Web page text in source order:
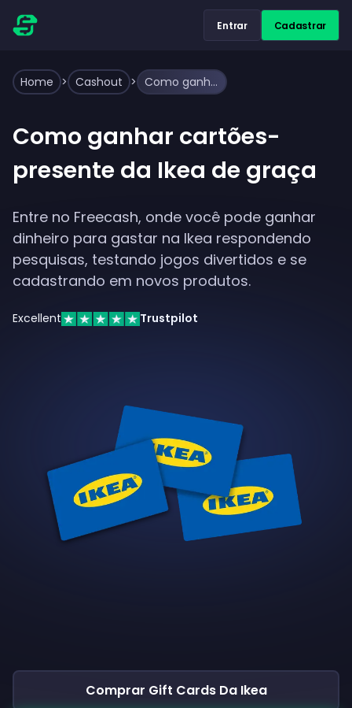
Entrar Cadastrar
Home > Cashout > Como ganhar cartões-presente da Ikea de graça
Como ganhar cartões-
presente da Ikea de graça
Entre no Freecash, onde você pode ganhar
dinheiro para gastar na Ikea respondendo
pesquisas, testando jogos divertidos e se
cadastrando em novos produtos.
Excellent Trustpilot
Comprar Gift Cards Da Ikea